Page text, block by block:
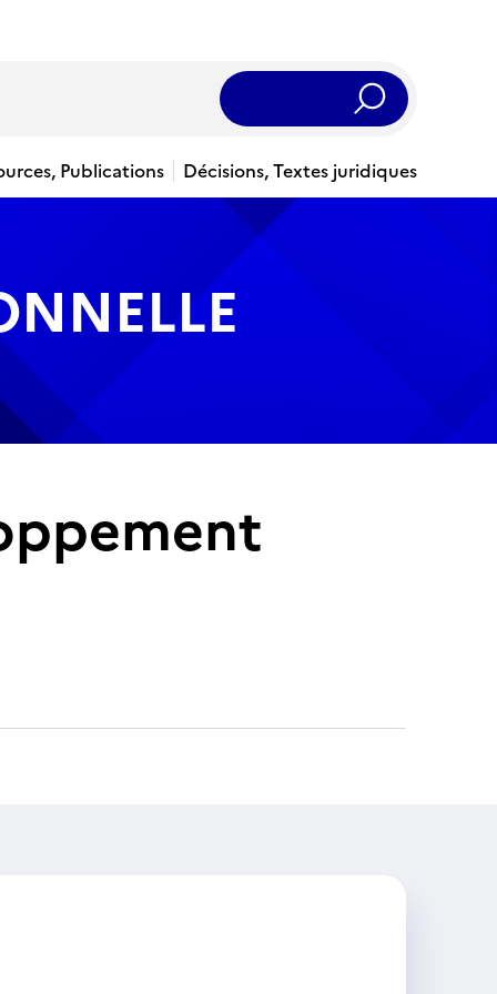
Rechercher
Publications
Décisions, Textes juridiques